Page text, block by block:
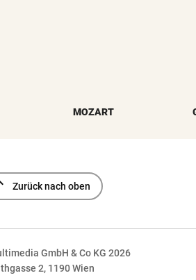
MOZART
Zurück nach oben
GmbH & Co KG 2026
2, 1190 Wien